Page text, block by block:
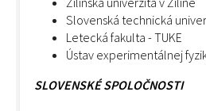
Slovenská technická
Letecká fakulta - TUKE
Ústav experimentálnej
SLOVENSKÉ SPOLOČNOSTI